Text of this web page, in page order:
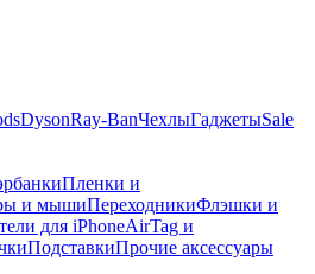
DysonRay-BanЧехлыГаджетыSale
Пленки и
и мышиПереходникиФлэшки и
для iPhoneAirTag и
ПодставкиПрочие аксессуары